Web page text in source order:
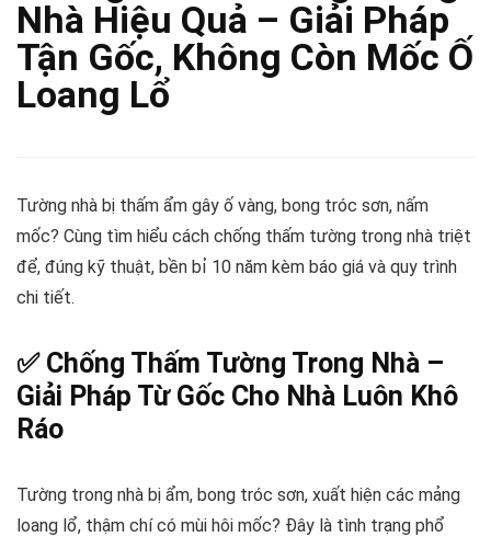
Nhà Hiệu Quả – Giải Pháp
Tận Gốc, Không Còn Mốc Ố
Loang Lổ
Tường nhà bị thấm ẩm gây ố vàng, bong tróc sơn, nấm
mốc? Cùng tìm hiểu cách chống thấm tường trong nhà triệt
để, đúng kỹ thuật, bền bỉ 10 năm kèm báo giá và quy trình
chi tiết.
✅ Chống Thấm Tường Trong Nhà –
Giải Pháp Từ Gốc Cho Nhà Luôn Khô
Ráo
Tường trong nhà bị ẩm, bong tróc sơn, xuất hiện các mảng
loang lổ, thậm chí có mùi hôi mốc? Đây là tình trạng phổ